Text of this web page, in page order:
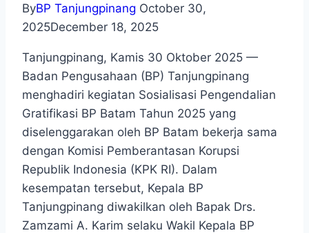
ByBP Tanjungpinang October 30,
2025December 18, 2025
Tanjungpinang, Kamis 30 Oktober 2025 —
Badan Pengusahaan (BP) Tanjungpinang
menghadiri kegiatan Sosialisasi Pengendalian
Gratifikasi BP Batam Tahun 2025 yang
diselenggarakan oleh BP Batam bekerja sama
dengan Komisi Pemberantasan Korupsi
Republik Indonesia (KPK RI). Dalam
kesempatan tersebut, Kepala BP
Tanjungpinang diwakilkan oleh Bapak Drs.
Zamzami A. Karim selaku Wakil Kepala BP